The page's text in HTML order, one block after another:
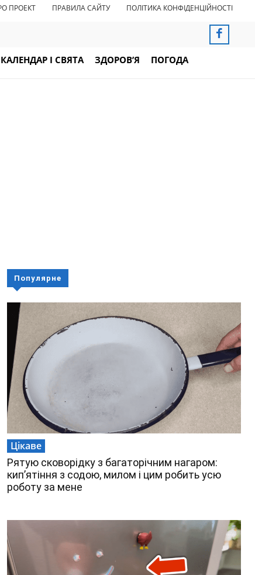
ПРОЕКТ ПРАВИЛА САЙТУ ПОЛІТИКА КОНФІДЕНЦІЙНОСТІ
І СВЯТА ЗДОРОВ’Я ПОГОДА
Популярне
Цікаве
Рятую сковорідку з багаторічним нагаром:
кип’ятіння з содою, милом і цим робить усю
роботу за мене